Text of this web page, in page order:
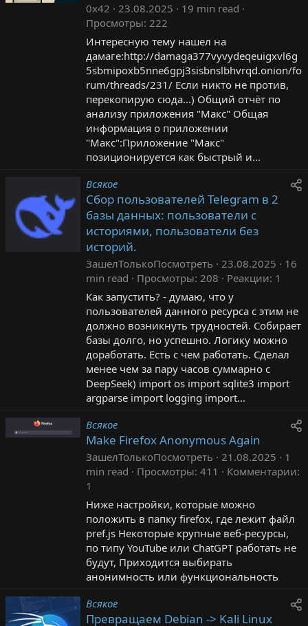
0x42 23.08.2025
19 min read
Просмотры 222
Интересную тему нашел на
дамаге:http://damaga377vyvydeqeuigxvl6g
5sbmipoxb5nne6gpj3sisbnslbhvrqd.onion/fo
rum/threads/231/ Если никто не против,
перекопирую сюда...) Общий отчёт по
анализу приложения "Макс" Общая
информация о приложении
"Макс":Приложение "Макс"
позиционируется как быстрый и...
Всякое
Сбор пользователей Telegram в 2
базы данных: пользователи с
историями, пользователи без
историй.
ЗашелТолькоПосмотреть 23.08.2025
16
min read
Просмотры 208 Реакции 1
Как запустить? - думаю, что у
пользователей данного ресурса с этим не
должно возникнуть трудностей. Собирает
базы долго, но успешно. Логику можно
доработать. Есть с чем работать. Сделал
менее чем за пару часов суммарно с
DeepSeek) import os import sqlite3 import
argparse import logging import...
Всякое
Make Firefox Anonymous Again
ЗашелТолькоПосмотреть 21.08.2025
1
min read
Просмотры 411
Комментарии
1
Ниже настройки, которые можно
положить в папку firefox, где лежит файл
pref.js Некоторые крупные веб-ресурсы,
по типу YouTube или ChatGPT работать не
будут, Приходится выбирать
анонимность или функциональность
Всякое
Превращаем Debian -> Kali Linux